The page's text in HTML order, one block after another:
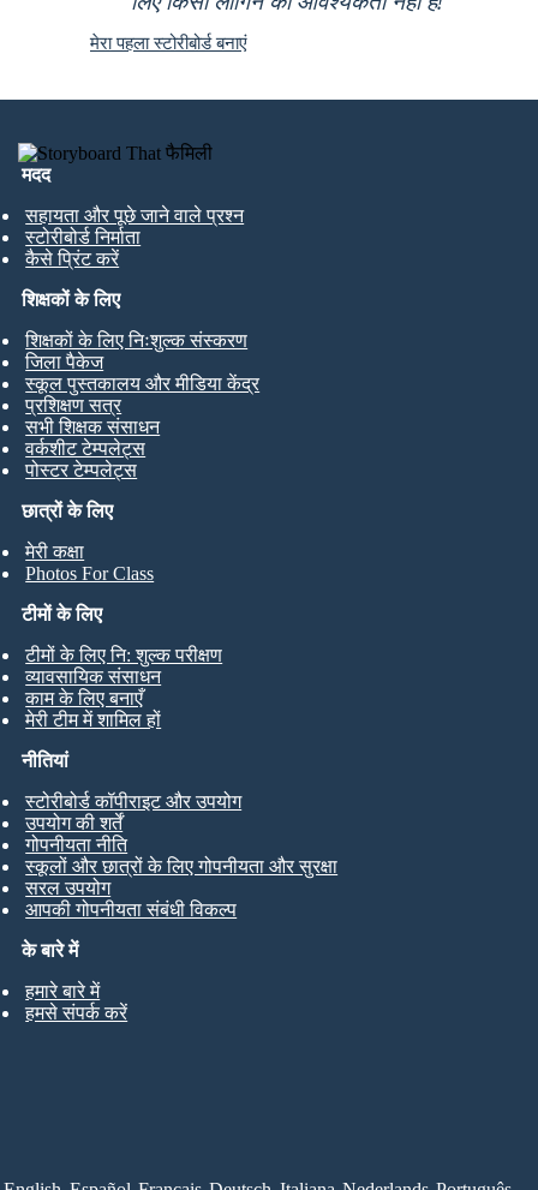
मेरा पहला स्टोरीबोर्ड बनाएं
मदद
सहायता और पूछे जाने वाले प्रश्न
स्टोरीबोर्ड निर्माता
कैसे प्रिंट करें
छात्रों के लिए
मेरी कक्षा
Photos For Class
शिक्षकों के लिए
शिक्षकों के लिए निःशुल्क संस्करण
जिला पैकेज
स्कूल पुस्तकालय और मीडिया केंद्र
प्रशिक्षण सत्र
सभी शिक्षक संसाधन
वर्कशीट टेम्पलेट्स
पोस्टर टेम्पलेट्स
टीमों के लिए
टीमों के लिए नि: शुल्क परीक्षण
व्यावसायिक संसाधन
काम के लिए बनाएँ
मेरी टीम में शामिल हों
के बारे में
हमारे बारे में
हमसे संपर्क करें
नीतियां
स्टोरीबोर्ड कॉपीराइट और उपयोग
उपयोग की शर्तें
गोपनीयता नीति
स्कूलों और छात्रों के लिए गोपनीयता और सुरक्षा
सरल उपयोग
आपकी गोपनीयता संबंधी विकल्प